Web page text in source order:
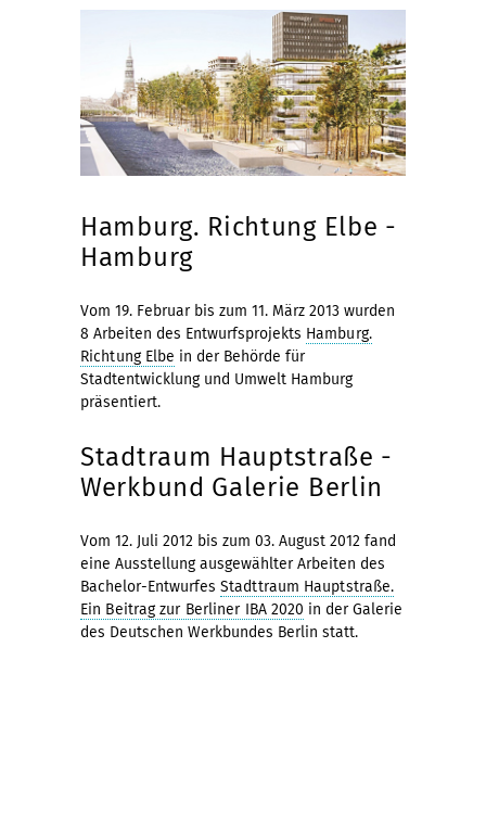
Hamburg. Richtung Elbe -
Hamburg
Vom 19. Februar bis zum 11. März 2013 wurden
8 Arbeiten des Entwurfsprojekts Hamburg.
Richtung Elbe in der Behörde für
Stadtentwicklung und Umwelt Hamburg
präsentiert.
Stadtraum Hauptstraße -
Werkbund Galerie Berlin
Vom 12. Juli 2012 bis zum 03. August 2012 fand
eine Ausstellung ausgewählter Arbeiten des
Bachelor-Entwurfes Stadttraum Hauptstraße.
Ein Beitrag zur Berliner IBA 2020 in der Galerie
des Deutschen Werkbundes Berlin statt.